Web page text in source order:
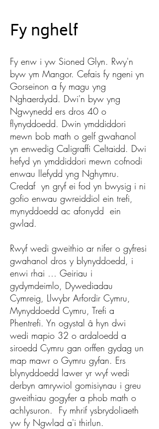
Fy nghelf
Fy enw i yw Sioned Glyn. Rwy'n
byw ym Mangor. Cefais fy ngeni yn
Gorseinon a fy magu yng
Nghaerdydd. Dwi'n byw yng
Ngwynedd ers dros 40 o
flynyddoedd. Dwin ymddiddori
mewn bob math o gelf gwahanol
yn enwedig Caligraffi Celtaidd. Dwi
hefyd yn ymddiddori mewn cofnodi
enwau llefydd yng Nghymru.
Credaf yn gryf ei fod yn bwysig i ni
gofio enwau gwreiddiol ein trefi,
mynyddoedd ac afonydd ein
gwlad.
Rwyf wedi gweithio ar nifer o gyfresi
gwahanol dros y blynyddoedd, i
enwi rhai … Geiriau i
gydymdeimlo, Dywediadau
Cymreig, Llwybr Arfordir Cymru,
Mynyddoedd Cymru, Trefi a
Phentrefi. Yn ogystal â hyn dwi
wedi mapio 32 o ardaloedd a
siroedd Cymru gan orffen gydag un
map mawr o Gymru gyfan. Ers
blynyddoedd lawer yr wyf wedi
derbyn amrywiol gomisiynau i greu
gweithiau gogyfer a phob math o
achlysuron. Fy mhrif ysbrydoliaeth
yw fy Ngwlad a'i thirlun.